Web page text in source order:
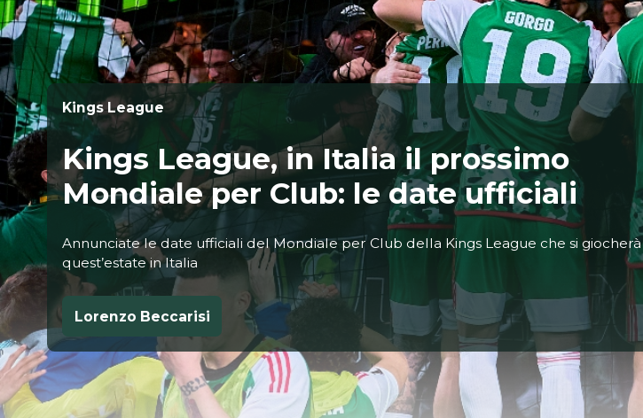
Kings League
Kings League, in Italia il prossimo
Mondiale per Club: le date ufficiali
Annunciate le date ufficiali del Mondiale per Club della Kings League che si giocherà
quest’estate in Italia
Lorenzo Beccarisi